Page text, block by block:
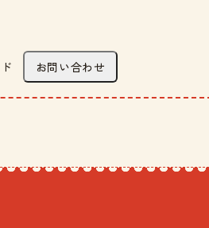
お問い合わせ